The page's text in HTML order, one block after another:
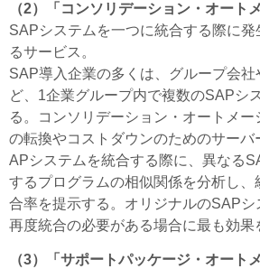
（2）「コンソリデーション・オート
SAPシステムを一つに統合する際に
るサービス。
SAP導入企業の多くは、グループ会
ど、1企業グループ内で複数のSAPシ
る。コンソリデーション・オートメ
の転換やコストダウンのためのサーバ
APシステムを統合する際に、異なる
するプログラムの相似関係を分析し、
合率を提示する。オリジナルのSAPシ
再度統合の必要がある場合に最も効果
（3）「サポートパッケージ・オート